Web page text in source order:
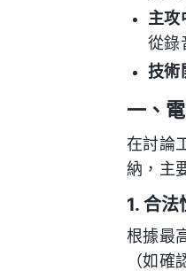
主攻
從錄
技術
一、
在討論
納，主
1. 合
根據最
（如